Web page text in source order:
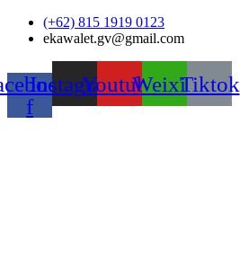
Skip
(+62) 815 1919 0123
ekawalet.gv@gmail.com
f
InstagramYoutubeWeixinTiktok